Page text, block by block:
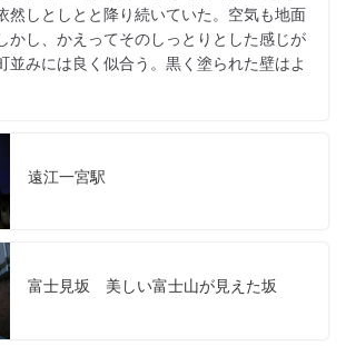
然しとしとと降り続いていた。空気も地面
かし、かえってそのしっとりとした感じが
並みには良く似合う。黒く塗られた壁はよ
遠江一宮駅
富士見坂 美しい富士山が見えた坂